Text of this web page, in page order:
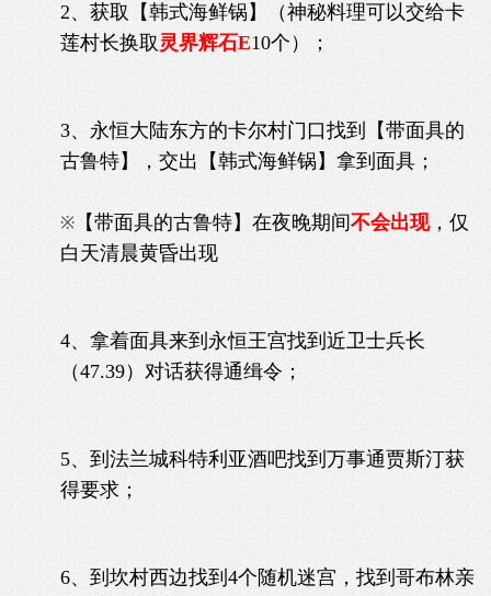
2、获取【韩式海鲜锅】（神秘料理可以交给卡
莲村长换取 灵界辉石E10个）；
3、永恒大陆东方的卡尔村门口找到【带面具的
古鲁特】，交出【韩式海鲜锅】拿到面具；
※ 【带面具的古鲁特】在夜晚期间不会出现，仅
白天清晨黄昏出现
4、拿着面具来到永恒王宫找到近卫士兵长
（47.39）对话获得通缉令；
5、到法兰城科特利亚酒吧找到万事通贾斯汀获
得要求；
6、到坎村西边找到4个随机迷宫，找到哥布林亲